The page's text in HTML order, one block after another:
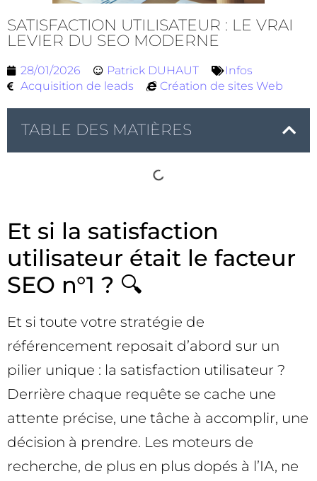
SATISFACTION UTILISATEUR : LE VRAI
LEVIER DU SEO MODERNE
28/01/2026 Patrick DUHAUT
Infos
Acquisition de leads
Création de sites Web
TABLE DES MATIÈRES
Et si la satisfaction
utilisateur était le facteur
SEO n°1 ? 🔍
Et si toute votre stratégie de
référencement reposait d’abord sur un
pilier unique : la satisfaction utilisateur ?
Derrière chaque requête se cache une
attente précise, une tâche à accomplir, une
décision à prendre. Les moteurs de
recherche, de plus en plus dopés à l’IA, ne